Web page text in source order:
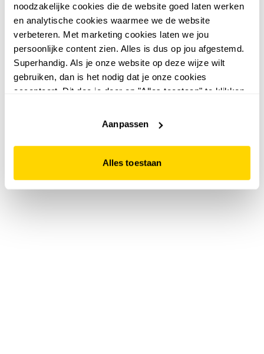
noodzakelijke cookies die de website goed laten werken
en analytische cookies waarmee we de website
verbeteren. Met marketing cookies laten we jou
persoonlijke content zien. Alles is dus op jou afgestemd.
Superhandig. Als je onze website op deze wijze wilt
gebruiken, dan is het nodig dat je onze cookies
accepteert. Dit doe je door op "Alles toestaan" te klikken.
website niet optimaal functioneert.
Aanpassen
Alles toestaan